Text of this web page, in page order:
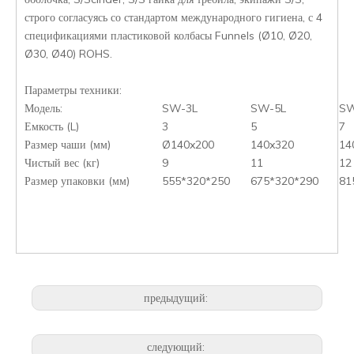
строго согласуясь со стандартом международного гигиена, с 4
спецификациями пластиковой колбасы Funnels (Ø10, Ø20,
Ø30, Ø40) ROHS.
Параметры техники:
Модель:
SW-3L SW-5L
Емкость (L)
3 5
7
Размер чаши (мм)
Ø140x200 140x320
Чистый вес (кг)
9 11
12
Размер упаковки (мм)
555*320*250 675*320*290
предыдущий:
следующий: